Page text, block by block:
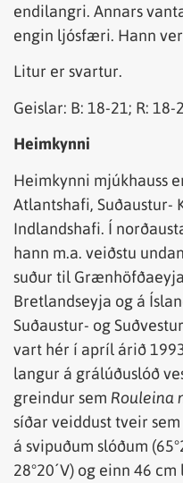
endilangri. Annars
engin ljósfæri. Hann
Litur er svartur.
Geislar: B: 18-21; R:
Heimkynni
Heimkynni mjúkhauss
Atlantshafi, Suðaustur-
Indlandshafi. Í
hann m.a. veiðstu
suður til
Bretlandseyja og á
Suðaustur- og
vart hér í apríl árið
langur á grálúðuslóð
greindur sem Rouleina
síðar veiddust tveir
á svipuðum slóðum
28°20´V) og einn 46